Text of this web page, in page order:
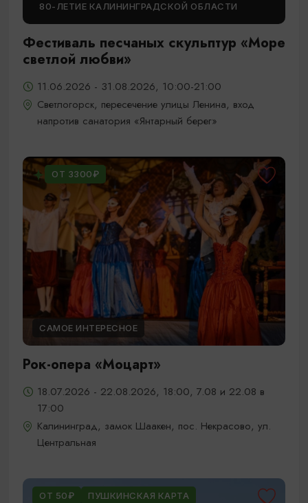
80-ЛЕТИЕ КАЛИНИНГРАДСКОЙ ОБЛАСТИ
Фестиваль песчаных скульптур «Море
светлой любви»
11.06.2026 - 31.08.2026, 10:00-21:00
Светлогорск, пересечение улицы Ленина, вход
напротив санатория «Янтарный берег»
ОТ 3300₽
САМОЕ ИНТЕРЕСНОЕ
Рок-опера «Моцарт»
18.07.2026 - 22.08.2026, 18:00, 7.08 и 22.08 в
17:00
Калининград, замок Шаакен, пос. Некрасово, ул.
Центральная
ОТ 50₽ ПУШКИНСКАЯ КАРТА